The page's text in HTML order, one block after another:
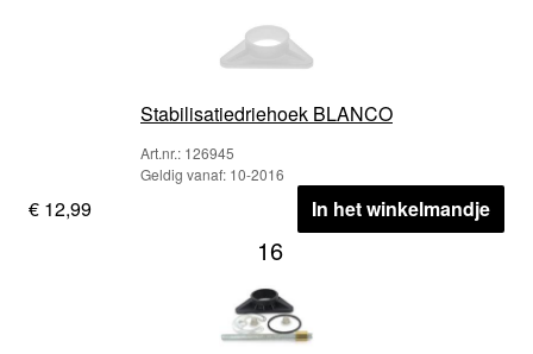
Stabilisatiedriehoek BLANCO
Art.nr.: 126945
Geldig vanaf: 10-2016
€ 12,99 In het winkelmandje
16